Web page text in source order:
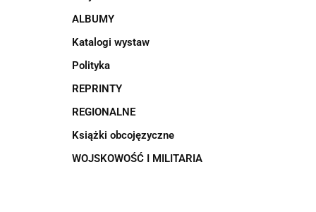
ALBUMY
Katalogi wystaw
Polityka
REPRINTY
REGIONALNE
Książki obcojęzyczne
WOJSKOWOŚĆ I MILITARIA